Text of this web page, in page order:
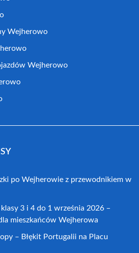
Wejherowo
Wejherowo
po Wejherowie z przewodnikiem w
3 i 4 do 1 września 2026 –
mieszkańców Wejherowa
– Błękit Portugalii na Placu